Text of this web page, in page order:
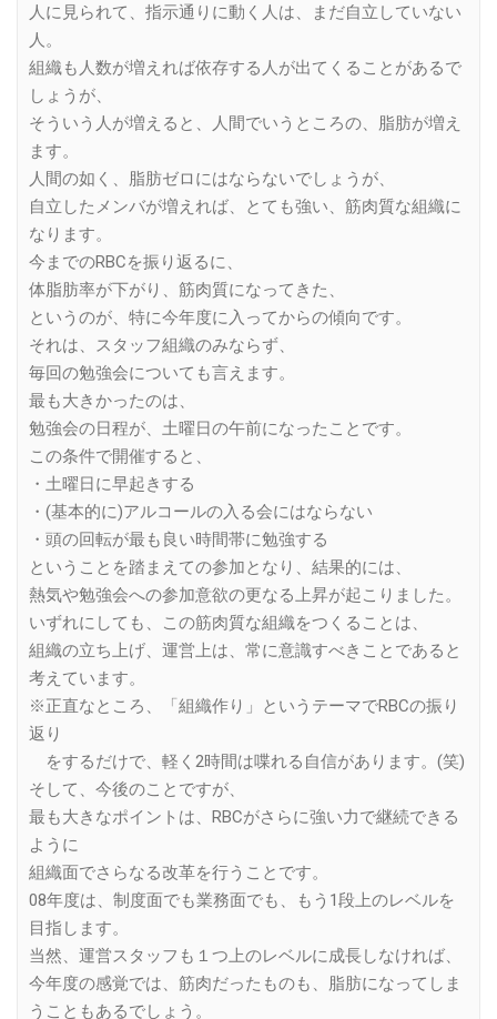
人に見られて、指示通りに動く人は、まだ自立していない
人。
組織も人数が増えれば依存する人が出てくることがあるで
しょうが、
そういう人が増えると、人間でいうところの、脂肪が増え
ます。
人間の如く、脂肪ゼロにはならないでしょうが、
自立したメンバが増えれば、とても強い、筋肉質な組織に
なります。
今までのRBCを振り返るに、
体脂肪率が下がり、筋肉質になってきた、
というのが、特に今年度に入ってからの傾向です。
それは、スタッフ組織のみならず、
毎回の勉強会についても言えます。
最も大きかったのは、
勉強会の日程が、土曜日の午前になったことです。
この条件で開催すると、
・土曜日に早起きする
・(基本的に)アルコールの入る会にはならない
・頭の回転が最も良い時間帯に勉強する
ということを踏まえての参加となり、結果的には、
熱気や勉強会への参加意欲の更なる上昇が起こりました。
いずれにしても、この筋肉質な組織をつくることは、
組織の立ち上げ、運営上は、常に意識すべきことであると
考えています。
※正直なところ、「組織作り」というテーマでRBCの振り
返り
をするだけで、軽く2時間は喋れる自信があります。(笑)
そして、今後のことですが、
最も大きなポイントは、RBCがさらに強い力で継続できる
ように
組織面でさらなる改革を行うことです。
08年度は、制度面でも業務面でも、もう1段上のレベルを
目指します。
当然、運営スタッフも１つ上のレベルに成長しなければ、
今年度の感覚では、筋肉だったものも、脂肪になってしま
うこともあるでしょう。